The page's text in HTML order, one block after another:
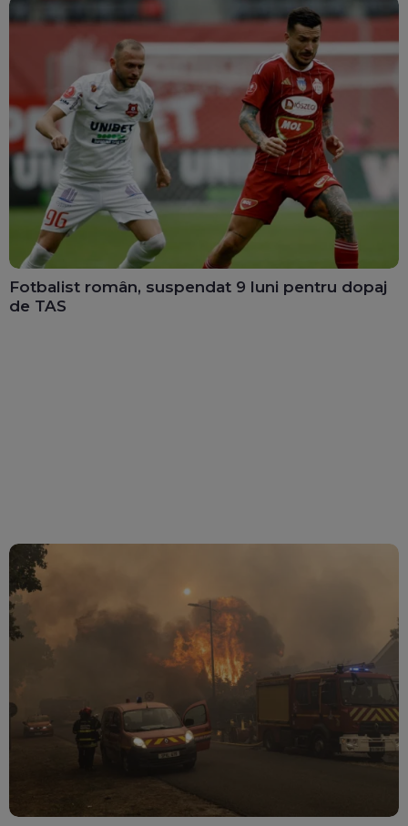
Fotbalist român, suspendat 9 luni pentru dopaj
de TAS